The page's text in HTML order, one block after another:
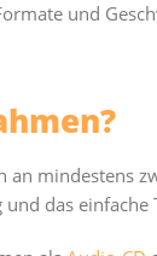
und
mindestens
das einfache